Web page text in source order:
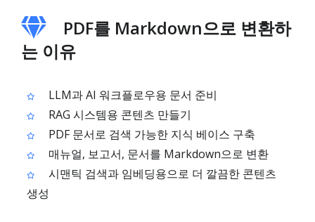
PDF를 Markdown으로 변환하
는 이유
LLM과 AI 워크플로우용 문서 준비
RAG 시스템용 콘텐츠 만들기
PDF 문서로 검색 가능한 지식 베이스 구축
매뉴얼, 보고서, 문서를 Markdown으로 변환
시맨틱 검색과 임베딩용으로 더 깔끔한 콘텐츠
생성